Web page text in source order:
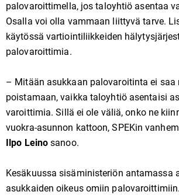
palovaroittimella, jos taloyhtiö asentaa
Osalla voi olla vammaan liittyvä tarve.
käytössä vartiointiliikkeiden
palovaroittimia.
– Mitään asukkaan palovaroitinta ei saa
poistamaan, vaikka taloyhtiö asentaisi
varoittimia. Sillä ei ole väliä, onko ne
vuokra-asunnon kattoon, SPEKin
Ilpo Leino sanoo.
Kesäkuussa sisäministeriön antamassa
asukkaiden oikeus omiin